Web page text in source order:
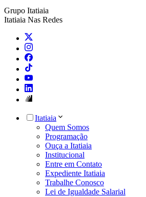
Grupo Itatiaia
Itatiaia Nas Redes
Itatiaia
Quem Somos
Programação
Ouça a Itatiaia
Institucional
Entre em Contato
Expediente Itatiaia
Trabalhe Conosco
Lei de Igualdade Salarial